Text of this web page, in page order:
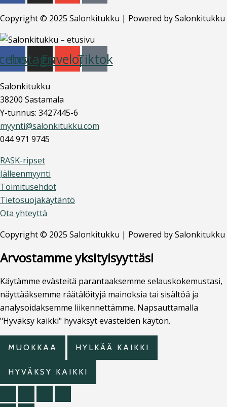
Copyright © 2025 Salonkitukku | Powered by Salonkitukku
Instagram
EnvelopeTiktok
Salonkitukku
38200 Sastamala
Y-tunnus: 3427445-6
myynti@salonkitukku.com
044 971 9745
RASK-ripset
Jälleenmyynti
Toimitusehdot
Tietosuojakäytäntö
Ota yhteyttä
Copyright © 2025 Salonkitukku | Powered by Salonkitukku
Arvostamme yksityisyyttäsi
Käytämme evästeitä parantaaksemme selauskokemustasi,
näyttääksemme räätälöityjä mainoksia tai sisältöä ja
analysoidaksemme liikennettämme. Napsauttamalla
"Hyväksy kaikki" hyväksyt evästeiden käytön.
MUOKKAA HYLKÄÄ KAIKKI
HYVÄKSY KAIKKI